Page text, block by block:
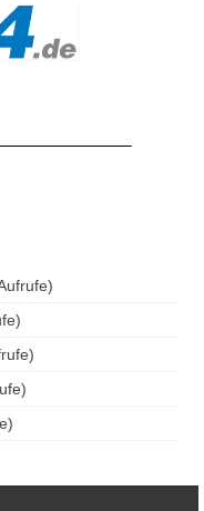
20/25
L 2
24 Tr
GW-G